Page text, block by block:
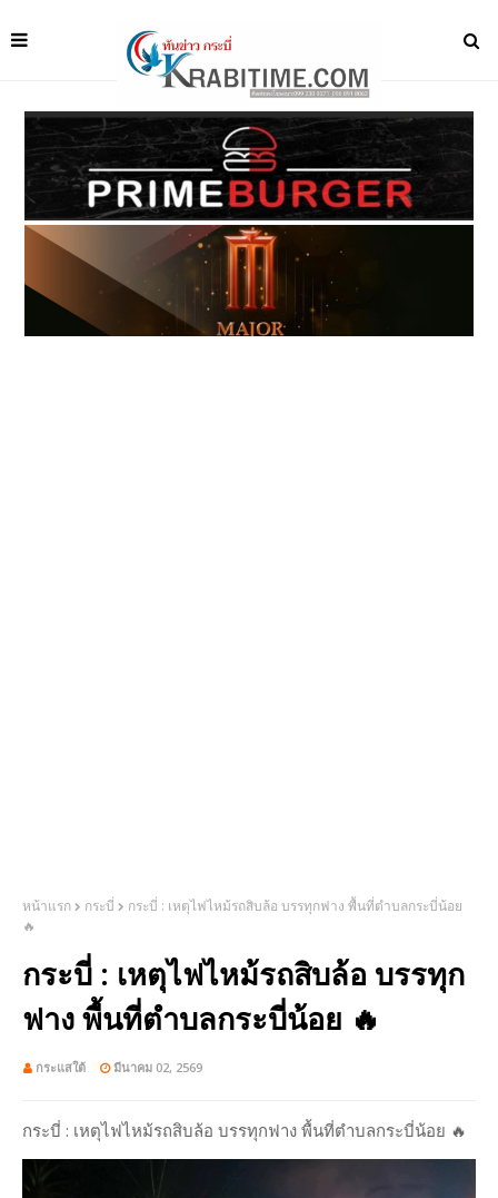
หน้าแรก กระบี่
กระบี่ : เหตุไฟไหม้รถสิบล้อ บรรทุกฟาง พื้นที่ตำบลกระบี่น้อย
🔥
กระบี่ : เหตุไฟไหม้รถสิบล้อ บรรทุก
ฟาง พื้นที่ตำบลกระบี่น้อย 🔥
กระแสใต้ มีนาคม 02, 2569
กระบี่ : เหตุไฟไหม้รถสิบล้อ บรรทุกฟาง พื้นที่ตำบลกระบี่น้อย 🔥